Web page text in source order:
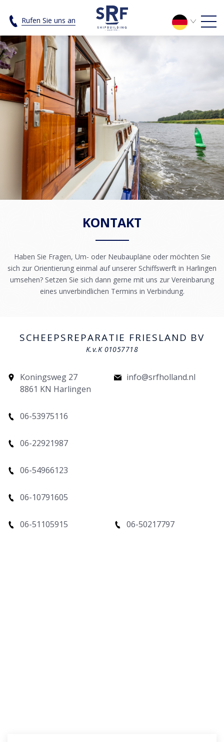
Kontakt - SRF Shipbuilding
Rufen Sie uns an
KONTAKT
Haben Sie Fragen, Um- oder Neubaupläne oder möchten Sie
sich zur Orientierung einmal auf unserer Schiffswerft in Harlingen
umsehen? Setzen Sie sich dann gerne mit uns zur Vereinbarung
eines unverbindlichen Termins in Verbindung.
SCHEEPSREPARATIE FRIESLAND BV
K.v.K 01057718
Koningsweg 27
8861 KN Harlingen
info@srfholland.nl
06-53975116
06-22921987
06-54966123
06-10791605
06-51105915 06-50217797